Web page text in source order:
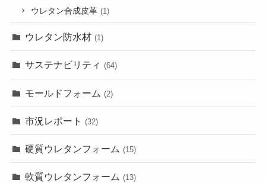
ウレタン合成皮革 (1)
ウレタン防水材 (1)
サステナビリティ (64)
モールドフォーム (2)
市況レポート (32)
硬質ウレタンフォーム (15)
軟質ウレタンフォーム (13)